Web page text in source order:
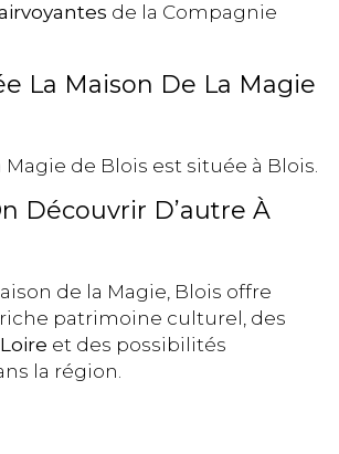
de la Compagnie
La Maison De La Magie
Magie de Blois est située à Blois.
Découvrir D’autre À
de la Magie, Blois offre
patrimoine culturel, des
et des possibilités
la région.